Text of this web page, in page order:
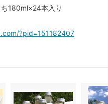
180ml×24本入り
?pid=151182407